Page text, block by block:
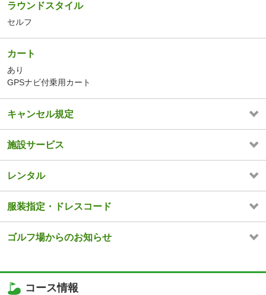
ラウンドスタイル
セルフ
カート
あり
GPSナビ付乗用カート
キャンセル規定
施設サービス
レンタル
服装指定・ドレスコード
ゴルフ場からのお知らせ
コース情報